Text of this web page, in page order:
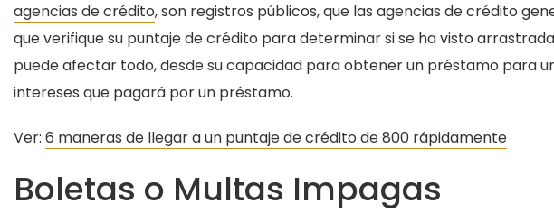
agencias de crédito, son registros públicos, que las agencias de crédito
que verifique su puntaje de crédito para determinar si se ha visto
puede afectar todo, desde su capacidad para obtener un préstamo para
intereses que pagará por un préstamo.
Ver: 6 maneras de llegar a un puntaje de crédito de 800 rápidamente
Boletas o Multas Impagas